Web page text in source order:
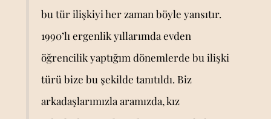
bu tür ilişkiyi her zaman böyle yansıtır.
1990’lı ergenlik yıllarımda evden
öğrencilik yaptığım dönemlerde bu ilişki
türü bize bu şekilde tanıtıldı. Biz
arkadaşlarımızla aramızda, kız